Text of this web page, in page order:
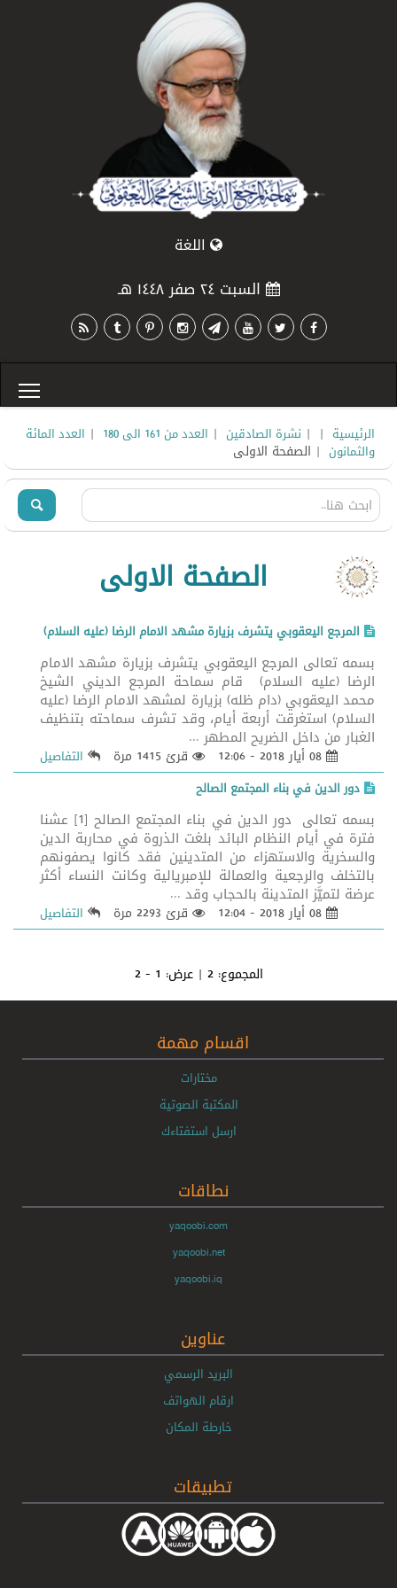
اللغة
السبت ٢٤ صفر ١٤٤٨ هـ
الرئيسية |
| نشرة الصادقين | العدد من 161 الى 180 | العدد المائة
والثمانون | الصفحة الاولى
الصفحة الاولى
المرجع اليعقوبي يتشرف بزيارة مشهد الامام الرضا (عليه السلام)
بسمه تعالى المرجع اليعقوبي يتشرف بزيارة مشهد الامام
الرضا (عليه السلام) قام سماحة المرجع الديني الشيخ
محمد اليعقوبي (دام ظله) بزيارة لمشهد الامام الرضا (عليه
السلام) استغرقت أربعة أيام، وقد تشرف سماحته بتنظيف
الغبار من داخل الضريح المطهر ...
قرئ 1415 مرة
التفاصيل
دور الدين في بناء المجتمع الصالح
بسمه تعالى دور الدين في بناء المجتمع الصالح [1] عشنا
فترة في أيام النظام البائد بلغت الذروة في محاربة الدين
والسخرية والاستهزاء من المتدينين فقد كانوا يصفونهم
بالتخلف والرجعية والعمالة للإمبريالية وكانت النساء أكثر
عرضة لتميَّز المتدينة بالحجاب وقد ...
قرئ 2293 مرة التفاصيل
المجموع:2 | عرض: 1 - 2
اقسام مهمة
مختارات
المكتبة الصوتية
ارسل استفتاءك
نطاقات
yaqoobi.com
yaqoobi.net
yaqoobi.iq
عناوين
البريد الرسمي
ارقام الهواتف
خارطة المكان
تطبيقات